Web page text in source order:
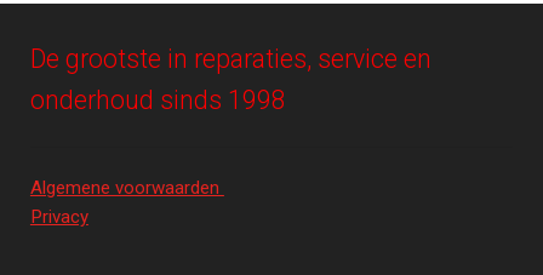
De grootste in reparaties, service en
onderhoud sinds 1998
Algemene voorwaarden
Privacy